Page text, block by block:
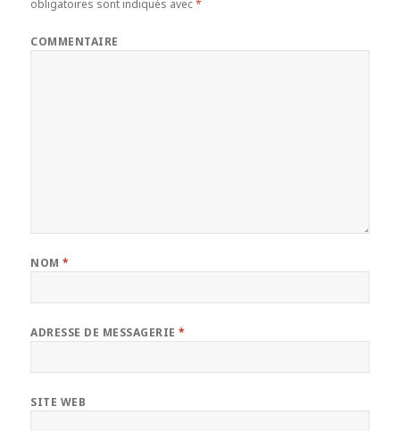
obligatoires sont indiqués avec*
COMMENTAIRE
NOM*
ADRESSE DE MESSAGERIE*
SITE WEB